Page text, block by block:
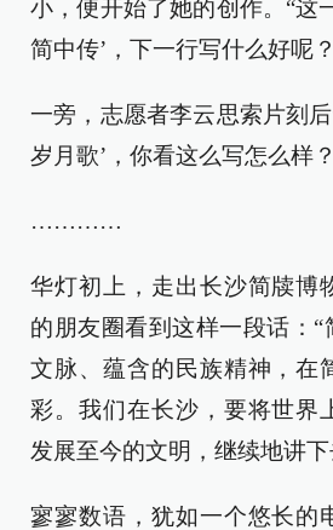
小，便开始了她的创作。“这
简中传’，下一行写什么好呢
一旁，志愿者李云思索片刻
岁月歌’，你看这么写怎么样
…………
华灯初上，走出长沙简牍博
的朋友圈看到这样一段话：“
文脉、蕴含的民族精神，在
彩。我们在长沙，要将世界
发展至今的文明，继续地讲下
寥寥数语，犹如一个悠长的